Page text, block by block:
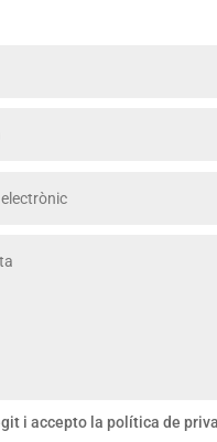
i accepto la política de